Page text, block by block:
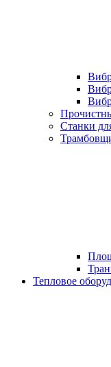
Станки
Тепловое